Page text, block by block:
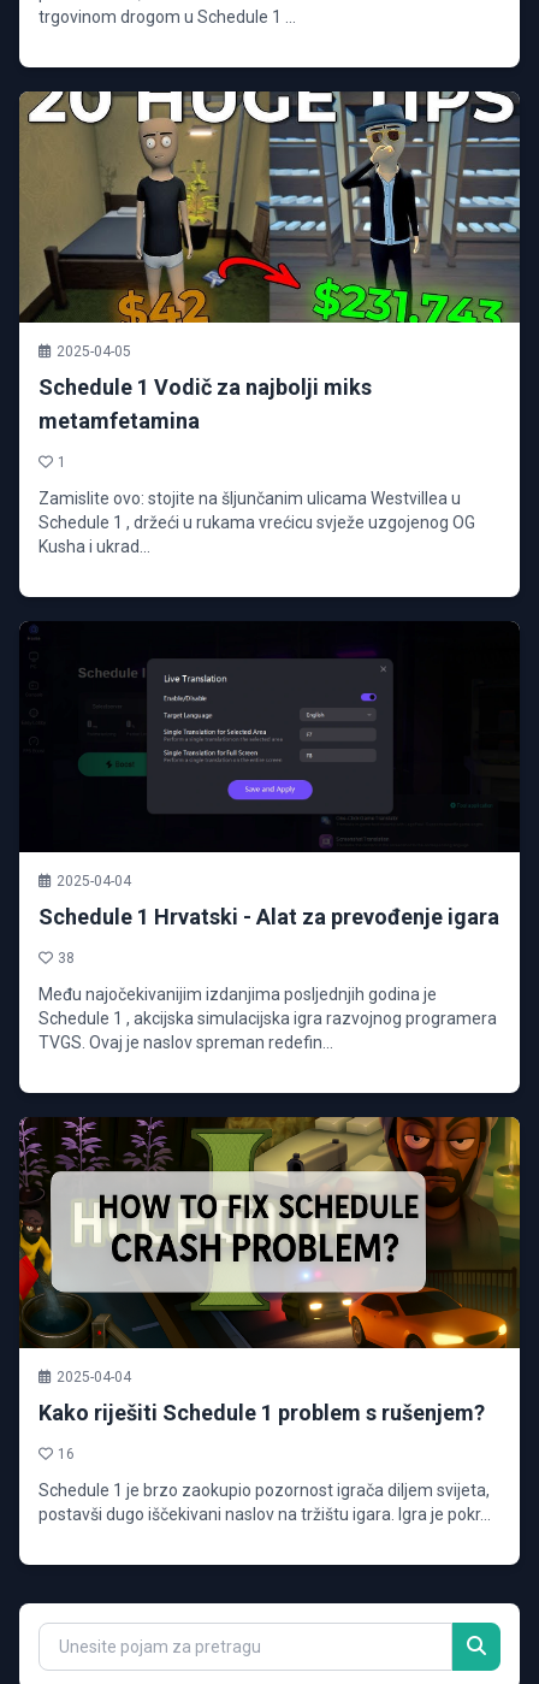
trgovinom drogom u Schedule 1 ...
2025-04-05
Schedule 1 Vodič za najbolji miks
metamfetamina
1
Zamislite ovo: stojite na šljunčanim ulicama Westvillea u
Schedule 1 , držeći u rukama vrećicu svježe uzgojenog OG
Kusha i ukrad...
2025-04-04
Schedule 1 Hrvatski - Alat za prevođenje igara
38
Među najočekivanijim izdanjima posljednjih godina je
Schedule 1 , akcijska simulacijska igra razvojnog programera
TVGS. Ovaj je naslov spreman redefin...
2025-04-04
Kako riješiti Schedule 1 problem s rušenjem?
16
Schedule 1 je brzo zaokupio pozornost igrača diljem svijeta,
postavši dugo iščekivani naslov na tržištu igara. Igra je pokr...